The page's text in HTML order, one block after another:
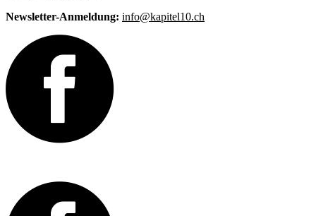
Newsletter-Anmeldung: info@kapitel10.ch